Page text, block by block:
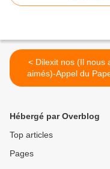
< Dilexit nos (Il nous a
aimés)-Appel du
Hébergé par Overblog
Top articles
Pages